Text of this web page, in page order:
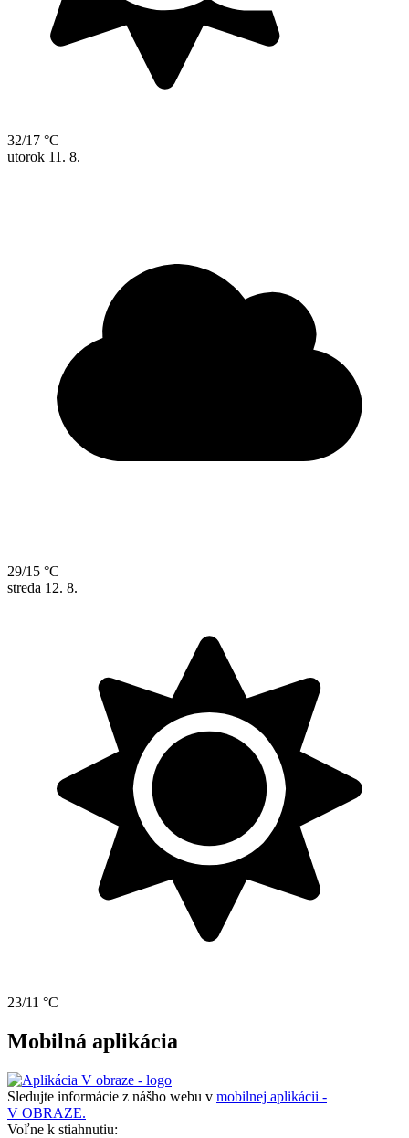
32/17 °C
utorok 11. 8.
29/15 °C
streda 12. 8.
23/11 °C
Mobilná aplikácia
Sledujte informácie z nášho webu v mobilnej aplikácii -
V OBRAZE.
Voľne k stiahnutiu: